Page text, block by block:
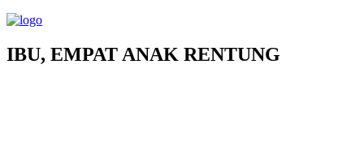
IBU, EMPAT ANAK RENTUNG